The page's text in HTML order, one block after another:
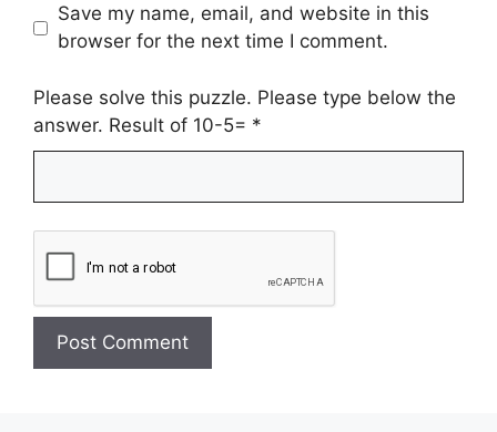
Save my name, email, and website in this
browser for the next time I comment.
Please solve this puzzle. Please type below the
answer. Result of 10-5= *